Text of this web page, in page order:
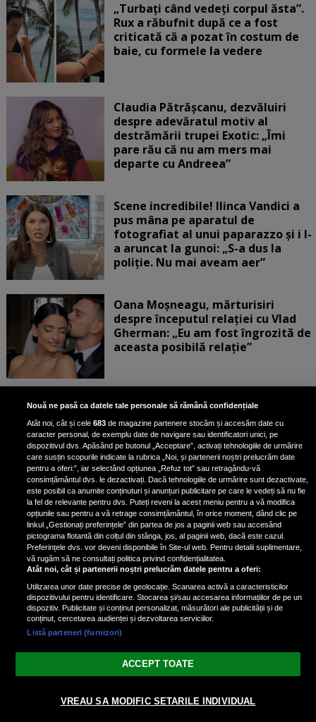
„Turbați când vedeți corpul ăsta”.
Rux a răbufnit după ce a fost
criticată că a pozat în costum de
baie, cu formele la vedere
Claudia Pătrășcanu, dezvăluiri
despre adevăratul motiv al
destrămării trupei Exotic: „Îmi
pare rău că nu am mers mai
departe cu Andreea”
Scene incredibile! Ilinca Vandici a
pus mâna pe aparatul de
fotografiat al unui paparazzo și i l-
a aruncat la gunoi: „S-a dus la
poliție. Nu mai aveam aer”
Oana Moșneagu, mărturisiri
despre începutul relației cu Vlad
Gherman: „Eu am fost îngrozită de
aceasta posibilă relație”
Unde locuiesc Alberto Guță și
iubita lui, după ce au plecat din
casa Narcisei Balaban: „Noi
suntem într-o casă cu două-trei
etaje”
Oana Roman, achiziție după
achiziție. Suma exorbitantă pe
care a scos-o din buzunar pentru o
pereche de ochelari de soare și un
parfum
Nouă ne pasă ca datele tale personale să rămână confidențiale
Atât noi, cât și cele683 de magazine partenere stocăm și accesăm date cu
caracter personal, de exemplu date de navigare sau identificatori unici, pe
dispozitivul dvs. Apăsând pe butonul „Acceptare”, activați tehnologiile de urmărire
care susțin scopurile indicate la rubrica „Noi, și partenerii noștri prelucrăm date
pentru a oferi:”, iar selectând opțiunea „Refuz tot” sau retragându-vă
consimțământul dvs. le dezactivați. Dacă tehnologiile de urmărire sunt dezactivate,
este posibil ca anumite conținuturi și anunțuri publicitare pe care le vedeți să nu fie
la fel de relevante pentru dvs. Puteți reveni la acest meniu pentru a vă modifica
opțiunile sau pentru a vă retrage consimțământul, în orice moment, dând clic pe
linkul „Gestionați preferințele” din partea de jos a paginii web sau accesând
pictograma flotantă din colțul din stânga, jos, al paginii web, dacă este cazul.
Preferințele dvs. vor deveni disponibile în Site-ul web. Pentru detalii suplimentare,
vă rugăm să ne consultați politica privind confidențialitatea.
Atât noi, cât și partenerii noștri prelucrăm datele pentru a oferi:
Utilizarea unor date precise de geolocație. Scanarea activă a caracteristicilor
dispozitivului pentru identificare. Stocarea și/sau accesarea informațiilor de pe un
dispozitiv. Publicitate și conținut personalizat, măsurători ale publicității și de
conținut, cercetarea audienței și dezvoltarea serviciilor.
Listă parteneri (furnizori)
ACCEPT TOATE
VREAU SA MODIFIC SETARILE INDIVIDUAL